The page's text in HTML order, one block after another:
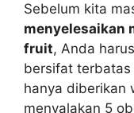
Sebelum kita
menyelesaikan
fruit, Anda
bersifat
hanya diberikan
menyalakan 5